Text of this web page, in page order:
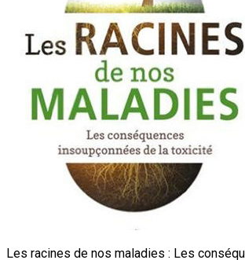
Les racines de nos maladies : Les